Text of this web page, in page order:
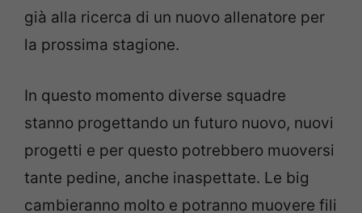
già alla ricerca di un nuovo allenatore per
la prossima stagione.
In questo momento diverse squadre
stanno progettando un futuro nuovo, nuovi
progetti e per questo potrebbero muoversi
tante pedine, anche inaspettate. Le big
cambieranno molto e potranno muovere fili